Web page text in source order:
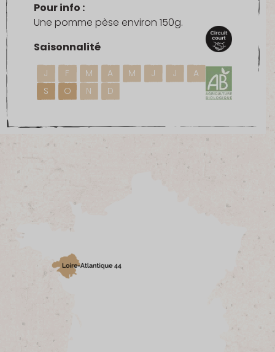
Pour info :
Une pomme pèse environ 150g.
Saisonnalité
J F M A M J J
A
S
O N D